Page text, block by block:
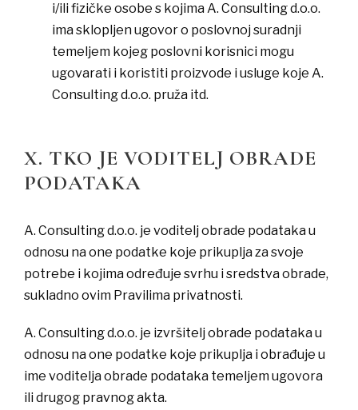
i/ili fizičke osobe s kojima A. Consulting d.o.o.
ima sklopljen ugovor o poslovnoj suradnji
temeljem kojeg poslovni korisnici mogu
ugovarati i koristiti proizvode i usluge koje A.
Consulting d.o.o. pruža itd.
X. TKO JE VODITELJ OBRADE
PODATAKA
A. Consulting d.o.o. je voditelj obrade podataka u
odnosu na one podatke koje prikuplja za svoje
potrebe i kojima određuje svrhu i sredstva obrade,
sukladno ovim Pravilima privatnosti.
A. Consulting d.o.o. je izvršitelj obrade podataka u
odnosu na one podatke koje prikuplja i obrađuje u
ime voditelja obrade podataka temeljem ugovora
ili drugog pravnog akta.